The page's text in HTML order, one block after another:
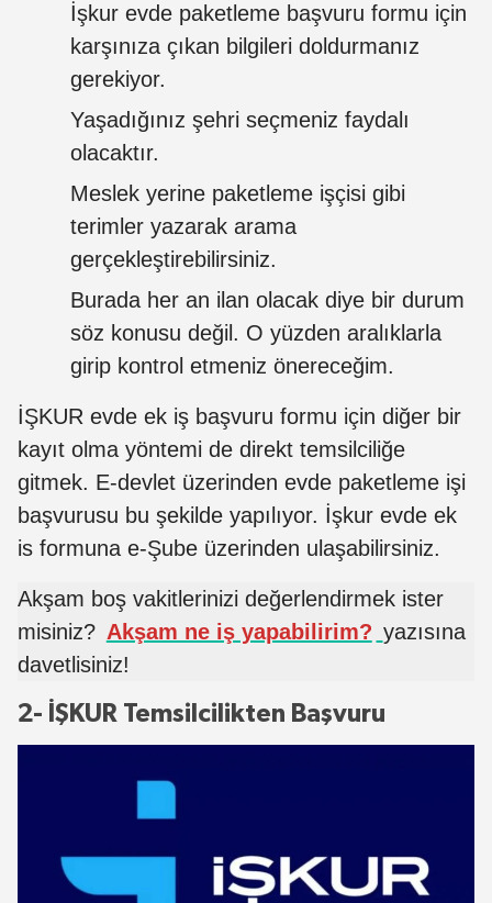
İşkur evde paketleme başvuru formu için
karşınıza çıkan bilgileri doldurmanız
gerekiyor.
Yaşadığınız şehri seçmeniz faydalı
olacaktır.
Meslek yerine paketleme işçisi gibi
terimler yazarak arama
gerçekleştirebilirsiniz.
Burada her an ilan olacak diye bir durum
söz konusu değil. O yüzden aralıklarla
girip kontrol etmeniz önereceğim.
İŞKUR evde ek iş başvuru formu için diğer bir
kayıt olma yöntemi de direkt temsilciliğe
gitmek. E-devlet üzerinden evde paketleme işi
başvurusu bu şekilde yapılıyor. İşkur evde ek
is formuna e-Şube üzerinden ulaşabilirsiniz.
Akşam boş vakitlerinizi değerlendirmek ister
misiniz? Akşam ne iş yapabilirim? yazısına
davetlisiniz!
2- İŞKUR Temsilcilikten Başvuru